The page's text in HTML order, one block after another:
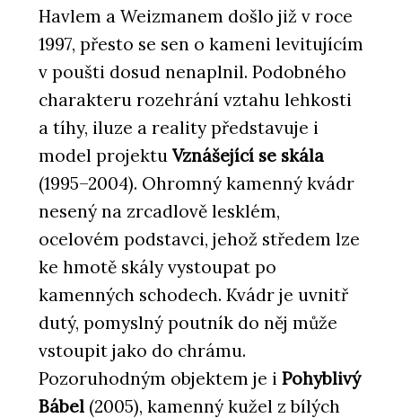
Havlem a Weizmanem došlo již v roce
1997, přesto se sen o kameni levitujícím
v poušti dosud nenaplnil. Podobného
charakteru rozehrání vztahu lehkosti
a tíhy, iluze a reality představuje i
model projektu Vznášející se skála
(1995–2004). Ohromný kamenný kvádr
nesený na zrcadlově lesklém,
ocelovém podstavci, jehož středem lze
ke hmotě skály vystoupat po
kamenných schodech. Kvádr je uvnitř
dutý, pomyslný poutník do něj může
vstoupit jako do chrámu.
Pozoruhodným objektem je i Pohyblivý
Bábel (2005), kamenný kužel z bílých